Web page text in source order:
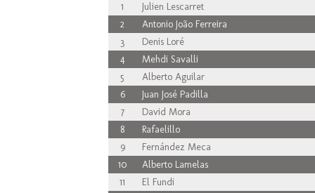
1 Julien Lescarret
2
Antonio João Ferreira
3
Denis Loré
4
Mehdi Savalli
5
Alberto Aguilar
6
Juan José Padilla
7
David Mora
8
Rafaelillo
9
Fernández Meca
10
Alberto Lamelas
11
El Fundi